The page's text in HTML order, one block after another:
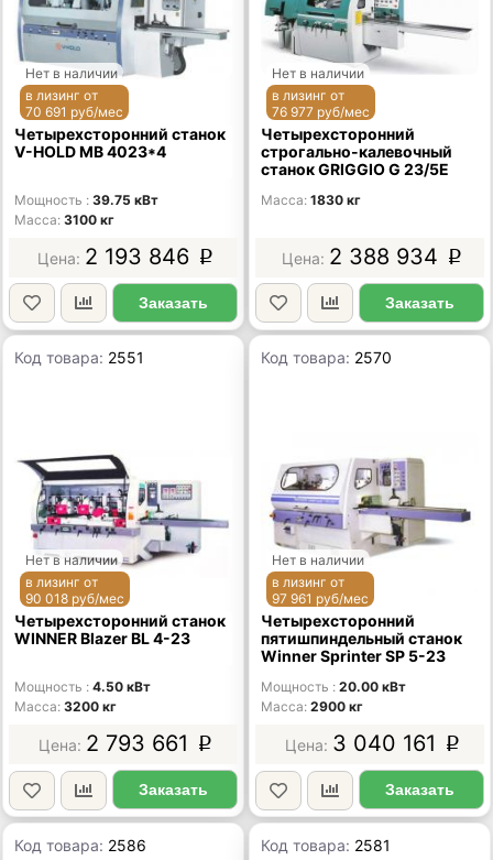
Нет в наличии
в лизинг от
70 691 руб/мес
Четырехсторонний станок
V-HOLD MB 4023*4
Мощность
39.75 кВт
Масса 3100 кг
2 193 846 p
Заказать
Нет в наличии
в лизинг от
76 977 руб/мес
Четырехсторонний
строгально-калевочный
станок GRIGGIO G 23/5E
Масса 1830 кг
2 388 934 p
Заказать
Код товара: 2551
Нет в наличии
в лизинг от
90 018 руб/мес
Четырехсторонний станок
WINNER Blazer BL 4-23
Мощность
4.50 кВт
Масса 3200 кг
2 793 661 p
Заказать
Код товара: 2570
Нет в наличии
в лизинг от
97 961 руб/мес
Четырехсторонний
пятишпиндельный станок
Winner Sprinter SP 5-23
Мощность
20.00 кВт
Масса 2900 кг
3 040 161 p
Заказать
Код товара: 2586 Код товара: 2581